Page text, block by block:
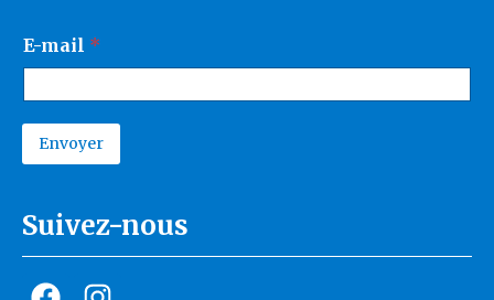
E
-
i
m
a
i
E-mail *
Envoyer
e
n
Suivez-nous